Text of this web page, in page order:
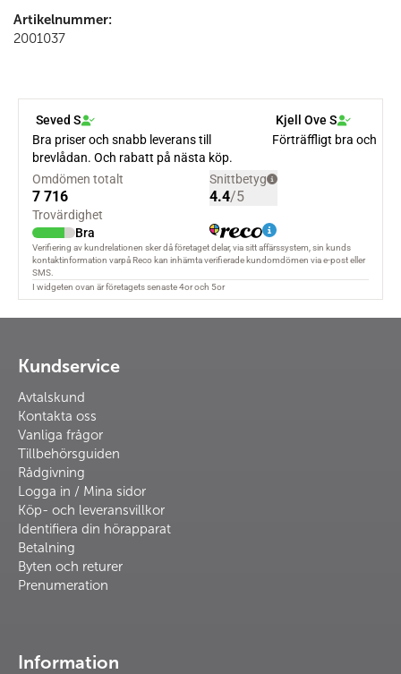
Artikelnummer:
2001037
Kundservice
Avtalskund
Kontakta oss
Vanliga frågor
Tillbehörsguiden
Rådgivning
Logga in / Mina sidor
Köp- och leveransvillkor
Identifiera din hörapparat
Betalning
Byten och returer
Prenumeration
Information